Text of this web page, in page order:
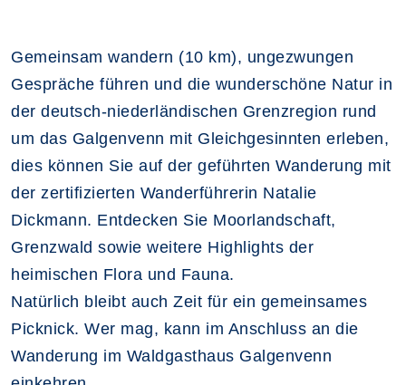
Gemeinsam wandern (10 km), ungezwungen
Gespräche führen und die wunderschöne Natur in
der deutsch-niederländischen Grenzregion rund
um das Galgenvenn mit Gleichgesinnten erleben,
dies können Sie auf der geführten Wanderung mit
der zertifizierten Wanderführerin Natalie
Dickmann. Entdecken Sie Moorlandschaft,
Grenzwald sowie weitere Highlights der
heimischen Flora und Fauna.
Natürlich bleibt auch Zeit für ein gemeinsames
Picknick. Wer mag, kann im Anschluss an die
Wanderung im Waldgasthaus Galgenvenn